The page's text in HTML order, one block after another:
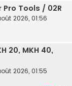
Tools / 02R
2026, 01:56
20, MKH 40,
2026, 01:55